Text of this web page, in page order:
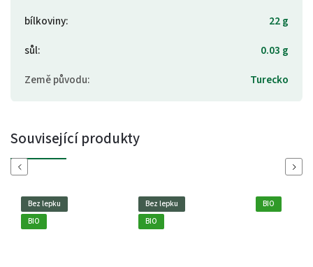
bílkoviny:
22 g
sůl:
0.03 g
Země původu: Turecko
Související produkty
Previous
Bez lepku
BIO
Bez lepku
BIO
BIO
Next